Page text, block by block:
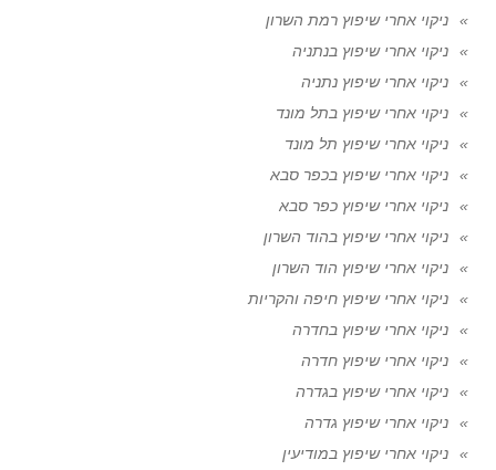
ניקוי אחרי שיפוץ רמת השרון
ניקוי אחרי שיפוץ בנתניה
ניקוי אחרי שיפוץ נתניה
ניקוי אחרי שיפוץ בתל מונד
ניקוי אחרי שיפוץ תל מונד
ניקוי אחרי שיפוץ בכפר סבא
ניקוי אחרי שיפוץ כפר סבא
ניקוי אחרי שיפוץ בהוד השרון
ניקוי אחרי שיפוץ הוד השרון
ניקוי אחרי שיפוץ חיפה והקריות
ניקוי אחרי שיפוץ בחדרה
ניקוי אחרי שיפוץ חדרה
ניקוי אחרי שיפוץ בגדרה
ניקוי אחרי שיפוץ גדרה
ניקוי אחרי שיפוץ במודיעין